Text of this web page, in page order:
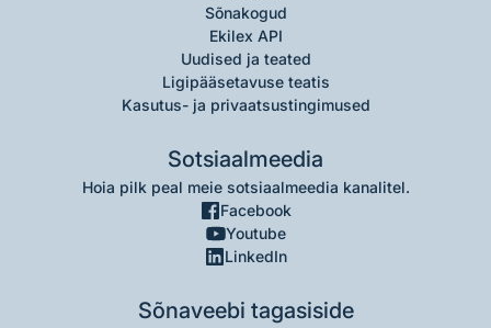
Sõnakogud
Ekilex API
Uudised ja teated
Ligipääsetavuse teatis
Kasutus- ja privaatsustingimused
Sotsiaalmeedia
Hoia pilk peal meie sotsiaalmeedia kanalitel.
Facebook
Youtube
LinkedIn
Sõnaveebi tagasiside